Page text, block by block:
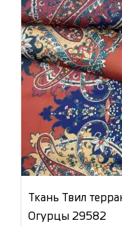
Ткань Твил
Огурцы 29582